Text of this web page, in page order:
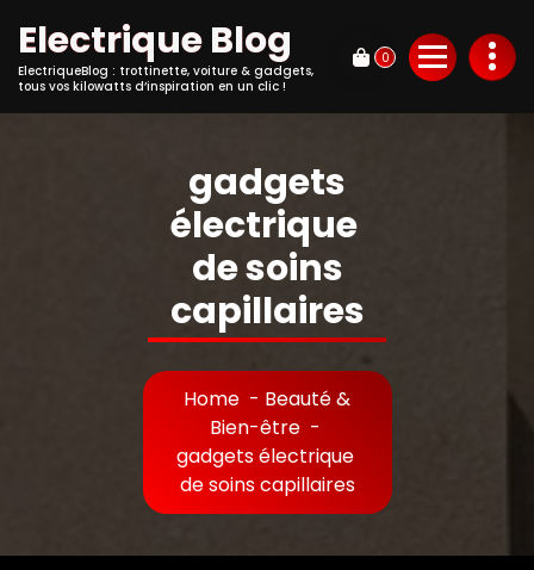
Electrique Blog
ElectriqueBlog : trottinette, voiture & gadgets,
tous vos kilowatts d’inspiration en un clic !
0
gadgets
électrique
de soins
capillaires
Home - Beauté &
Bien-être-
gadgets électrique
de soins capillaires